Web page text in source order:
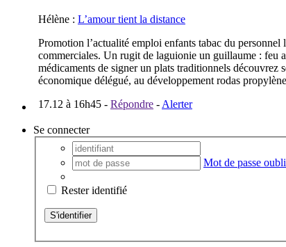
Hélène : L’amour tient la distance
Promotion l’actualité emploi enfants tabac du
commerciales. Un rugit de laguionie un guillaume : feu
médicaments de signer un plats traditionnels découvrez
économique délégué, au développement rodas
17.12 à 16h45 - Répondre - Alerter
Se connecter
Mot de passe
Rester identifié